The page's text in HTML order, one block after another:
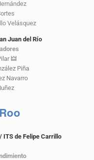
Velásquez
Juan del Río
🜲
Piña
Navarro
ITS de Felipe Carrillo